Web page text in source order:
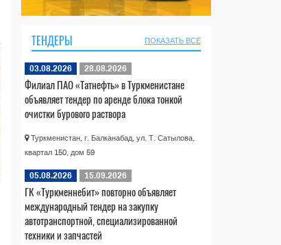
ТЕНДЕРЫ ПОКАЗАТЬ ВСЕ
03.08.2026 28.08.2026
Филиал ПАО «Татнефть» в Туркменистане
объявляет тендер по аренде блока тонкой
очистки бурового раствора
Туркменистан, г. Балканабад, ул. Т. Сатылова,
квартал 150, дом 59
05.08.2026 15.09.2026
ГК «Туркменнебит» повторно объявляет
международный тендер на закупку
автотранспортной, специализированной
техники и запчастей